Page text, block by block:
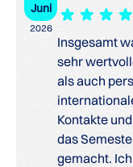
Juni
2026
Insgesamt
sehr
als auch
Kontakte
das
gemacht.